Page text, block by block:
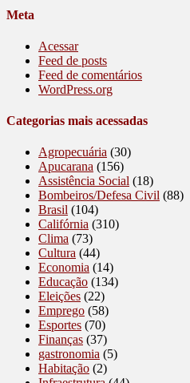
Meta
Acessar
Feed de posts
Feed de comentários
WordPress.org
Categorias mais acessadas
Agropecuária (30)
Apucarana (156)
Assistência Social (18)
Bombeiros/Defesa Civil (88)
Brasil (104)
Califórnia (310)
Clima (73)
Cultura (44)
Economia (14)
Educação (134)
Eleições (22)
Emprego (58)
Esportes (70)
Finanças (37)
gastronomia (5)
Habitação (2)